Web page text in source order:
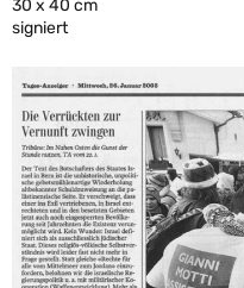
30 x 40 cm
signiert